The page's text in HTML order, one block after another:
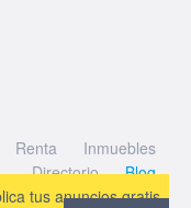
Renta
Inmuebles
Directorio
Blog
tus anuncios gratis